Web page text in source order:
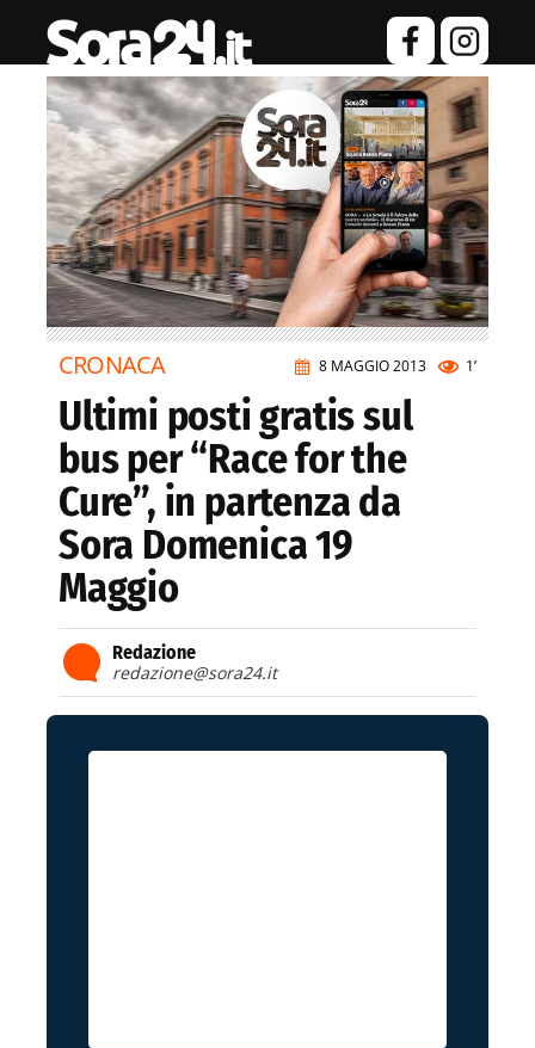
8 MAGGIO 2013 1’
CRONACA
Ultimi posti gratis sul
bus per “Race for the
Cure”, in partenza da
Sora Domenica 19
Maggio
Redazione
redazione@sora24.it